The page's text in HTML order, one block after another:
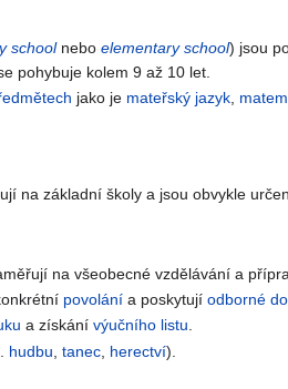
schoolneboelementary school) jsou
pohybuje kolem 9 až 10 let.
jako je mateřský jazyk,
na základní školy a jsou obvykle
na všeobecné vzdělávání a
povolánía poskytují odborné
a získání výučního listu.
hudbu tanec, herectví).